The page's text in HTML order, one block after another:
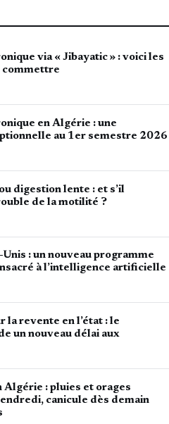
via « Jibayatic » : voici les
commettre
en Algérie : une
au 1er semestre 2026
digestion lente : et s’il
de la motilité ?
: un nouveau programme
à l’intelligence artificielle
la revente en l’état : le
un nouveau délai aux
: pluies et orages
canicule dès demain